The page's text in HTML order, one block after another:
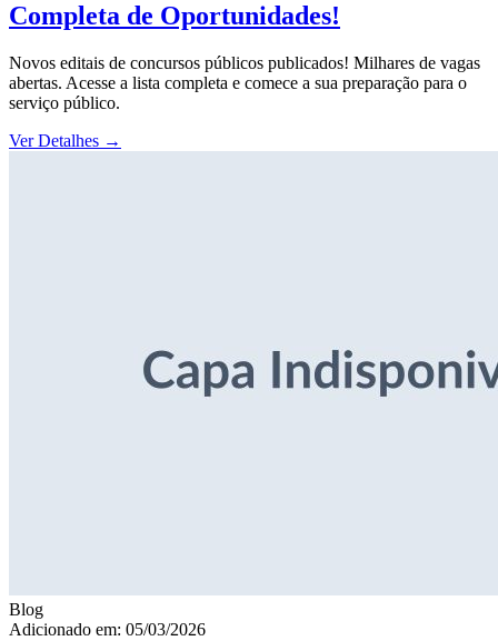
Completa de Oportunidades!
Novos editais de concursos públicos publicados! Milhares de vagas
abertas. Acesse a lista completa e comece a sua preparação para o
serviço público.
Ver Detalhes →
Blog
Adicionado em: 05/03/2026